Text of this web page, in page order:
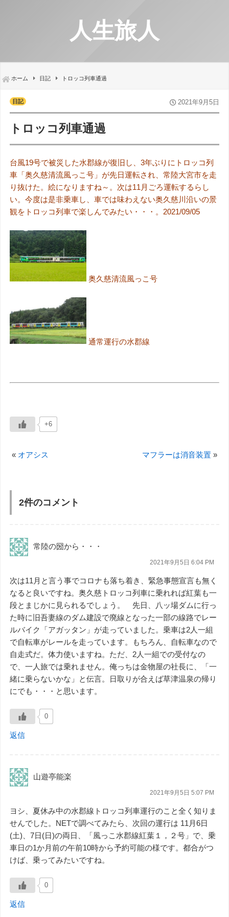
人生旅人
ホーム 日記 トロッコ列車通過
日記 2021年9月5日
トロッコ列車通過
台風19号で被災した水郡線が復旧し、3年ぶりにトロッコ列
車「奥久慈清流風っこ号」が先日運転され、常陸大宮市を走
り抜けた。絵になりますね～。次は11月ごろ運転するらし
い。今度は是非乗車し、車では味わえない奥久慈川沿いの景
観をトロッコ列車で楽しんでみたい・・・。2021/09/05
奥久慈清流風っこ号
通常運行の水郡線
+6
« オアシス マフラーは消音装置 »
2件のコメント
常陸の圀から・・・
2021年9月5日 6:04 PM
次は11月と言う事でコロナも落ち着き、緊急事態宣言も無く
なると良いですね。奥久慈トロッコ列車に乗れれば紅葉も一
段とまじかに見られるでしょう。 先日、八ッ場ダムに行っ
た時に旧吾妻線のダム建設で廃線となった一部の線路でレー
ルバイク「アガッタン」が走っていました。乗車は2人一組
で自転車がレールを走っています。もちろん、自転車なので
自走式だ。体力使いますね。ただ、2人一組での受付なの
で、一人旅では乗れません。俺っちは金物屋の社長に、「一
緒に乗らないかな」と伝言。日取りが合えば草津温泉の帰り
にでも・・・と思います。
0
返信
山遊亭能楽
2021年9月5日 5:07 PM
ヨシ、夏休み中の水郡線トロッコ列車運行のこと全く知りま
せんでした。NETで調べてみたら、次回の運行は 11月6日
(土)、7日(日)の両日、「風っこ水郡線紅葉１，２号」で、乗
車日の1か月前の午前10時から予約可能の様です。都合がつ
けば、乗ってみたいですね。
0
返信